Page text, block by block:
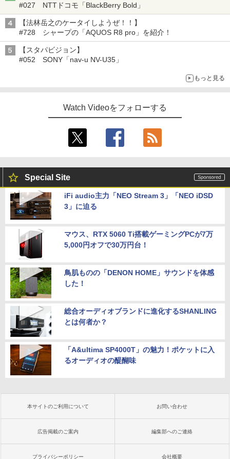
#027 NTTドコモ「BlackBerry Bold」
【法林岳之のケータイしようぜ！！】
#728 シャープの「AQUOS R8 pro」を紹介！
【スタパビジョン】
#052 SONY「nav-u NV-U35」
もっと見る
Watch Videoをフォローする
Special Site
iFi audio主力「NEO Stream 3」「NEO iDSD
3」に迫る
マウス、RTX 5060 Ti搭載ゲーミングPCが7万
5,000円オフで30万円台！
鳥肌ものの「DENON HOME」サウンドを体感
した！
総合オーディオブランドに進化するSHANLING
とは何者か？
「A&ultima SP4000T」の魅力！ポケットに入
るオーディオの醍醐味
本サイトのご利用について お問い合わせ
広告掲載のご案内 編集部へのご連絡
プライバシーポリシー 会社概要